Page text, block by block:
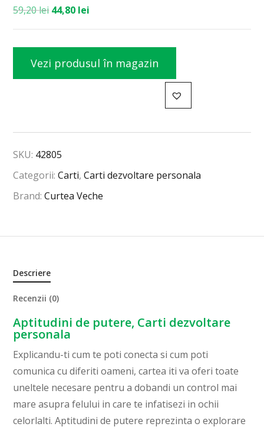
59,20lei 44,80 lei
Vezi produsul în magazin
SKU: 42805
Categorii:Carti,Carti dezvoltare personala
Brand:Curtea Veche
Descriere
Recenzii (0)
Aptitudini de putere, Carti dezvoltare
personala
Explicandu-ti cum te poti conecta si cum poti
comunica cu diferiti oameni, cartea iti va oferi toate
uneltele necesare pentru a dobandi un control mai
mare asupra felului in care te infatisezi in ochii
celorlalti. Aptitudini de putere reprezinta o explorare